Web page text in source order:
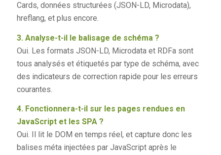
Cards, données structurées (JSON-LD, Microdata),
hreflang, et plus encore.
3. Analyse-t-il le balisage de schéma ?
Oui. Les formats JSON-LD, Microdata et RDFa sont
tous analysés et étiquetés par type de schéma, avec
des indicateurs de correction rapide pour les erreurs
courantes.
4. Fonctionnera-t-il sur les pages rendues en
JavaScript et les SPA ?
Oui. Il lit le DOM en temps réel, et capture donc les
balises méta injectées par JavaScript après le